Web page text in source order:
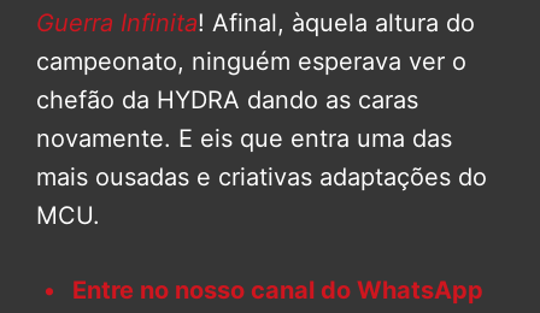
Guerra Infinita! Afinal, àquela altura do
campeonato, ninguém esperava ver o
chefão da HYDRA dando as caras
novamente. E eis que entra uma das
mais ousadas e criativas adaptações do
MCU.
Entre no nosso canal do WhatsApp